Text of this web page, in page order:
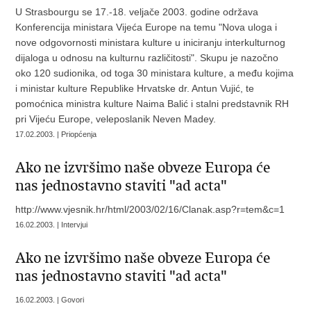
U Strasbourgu se 17.-18. veljače 2003. godine održava
Konferencija ministara Vijeća Europe na temu "Nova uloga i
nove odgovornosti ministara kulture u iniciranju interkulturnog
dijaloga u odnosu na kulturnu različitosti". Skupu je nazočno
oko 120 sudionika, od toga 30 ministara kulture, a među kojima
i ministar kulture Republike Hrvatske dr. Antun Vujić, te
pomoćnica ministra kulture Naima Balić i stalni predstavnik RH
pri Vijeću Europe, veleposlanik Neven Madey.
17.02.2003. | Priopćenja
Ako ne izvršimo naše obveze Europa će
nas jednostavno staviti "ad acta"
http://www.vjesnik.hr/html/2003/02/16/Clanak.asp?r=tem&c=1
16.02.2003. | Intervjui
Ako ne izvršimo naše obveze Europa će
nas jednostavno staviti "ad acta"
16.02.2003. | Govori